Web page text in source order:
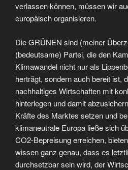
verlassen können, müssen wir
europäisch organisieren.
Die GRÜNEN sind (meiner
(bedeutsame) Partei, die den
Klimawandel nicht nur als
herträgt, sondern auch bereit ist,
nachhaltiges Wirtschaften mit
hinterlegen und damit
Kräfte des Marktes setzen und
klimaneutrale Europa ließe sich
CO2-Bepreisung erreichen,
wissen ganz genau, dass es
durchsetzbar sein wird, der